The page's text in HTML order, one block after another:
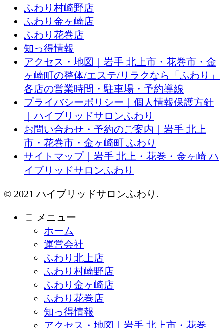
ふわり村崎野店
ふわり金ヶ崎店
ふわり花巻店
知っ得情報
アクセス・地図｜岩手 北上市・花巻市・金
ヶ崎町の整体/エステ/リラクなら「ふわり」
各店の営業時間・駐車場・予約導線
プライバシーポリシー｜個人情報保護方針
｜ハイブリッドサロンふわり
お問い合わせ・予約のご案内｜岩手 北上
市・花巻市・金ヶ崎町 ふわり
サイトマップ｜岩手 北上・花巻・金ヶ崎 ハ
イブリッドサロンふわり
© 2021 ハイブリッドサロンふわり.
メニュー
ホーム
運営会社
ふわり北上店
ふわり村崎野店
ふわり金ヶ崎店
ふわり花巻店
知っ得情報
アクセス・地図｜岩手 北上市・花巻